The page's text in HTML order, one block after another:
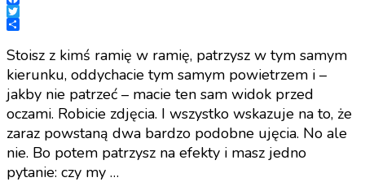
Facebook
Twitter
Share
Stoisz z kimś ramię w ramię, patrzysz w tym samym
kierunku, oddychacie tym samym powietrzem i –
jakby nie patrzeć – macie ten sam widok przed
oczami. Robicie zdjęcia. I wszystko wskazuje na to, że
zaraz powstaną dwa bardzo podobne ujęcia. No ale
nie. Bo potem patrzysz na efekty i masz jedno
pytanie: czy my …